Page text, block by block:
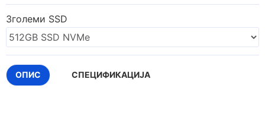
Зголеми SSD
ОПИС СПЕЦИФИКАЦИЈА